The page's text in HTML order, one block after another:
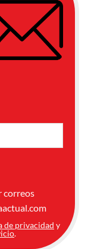
correos
de privacidad y
.